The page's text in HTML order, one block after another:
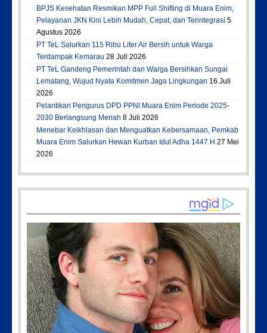
BPJS Kesehatan Resmikan MPP Full Shifting di Muara Enim,
Pelayanan JKN Kini Lebih Mudah, Cepat, dan Terintegrasi 5
Agustus 2026
PT TeL Salurkan 115 Ribu Liter Air Bersih untuk Warga
Terdampak Kemarau 28 Juli 2026
PT TeL Gandeng Pemerintah dan Warga Bersihkan Sungai
Lematang, Wujud Nyata Komitmen Jaga Lingkungan 16 Juli
2026
Pelantikan Pengurus DPD PPNI Muara Enim Periode 2025-
2030 Berlangsung Meriah 8 Juli 2026
Menebar Keikhlasan dan Menguatkan Kebersamaan, Pemkab
Muara Enim Salurkan Hewan Kurban Idul Adha 1447 H 27 Mei
2026